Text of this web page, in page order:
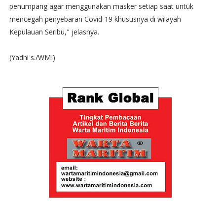
penumpang agar menggunakan masker setiap saat untuk
mencegah penyebaran Covid-19 khususnya di wilayah
Kepulauan Seribu," jelasnya.
(Yadhi s./WMI)